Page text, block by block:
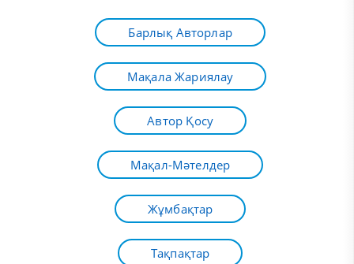
Барлық Авторлар
Мақала Жариялау
Автор Қосу
Мақал-Мәтелдер
Жұмбақтар
Тақпақтар